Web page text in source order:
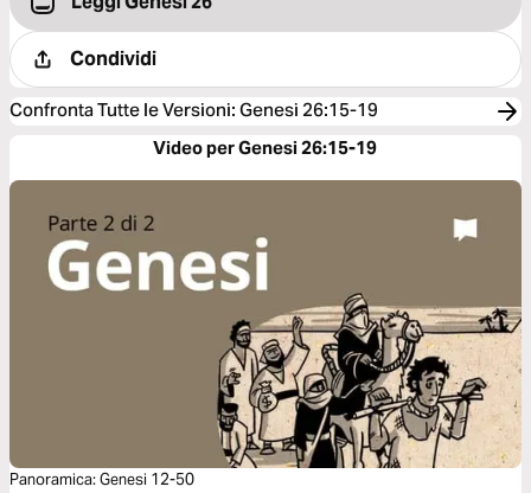
Condividi
Confronta Tutte le Versioni: Genesi 26:15-19
Video per Genesi 26:15-19
Panoramica: Genesi 12-50